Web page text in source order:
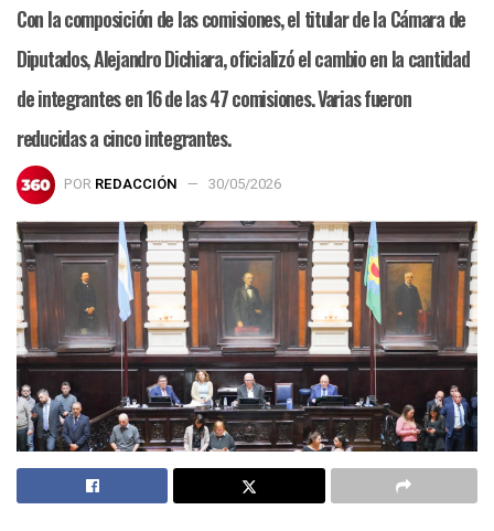
Con la composición de las comisiones, el titular de la Cámara de
Diputados, Alejandro Dichiara, oficializó el cambio en la cantidad
de integrantes en 16 de las 47 comisiones. Varias fueron
reducidas a cinco integrantes.
POR REDACCIÓN 30/05/2026